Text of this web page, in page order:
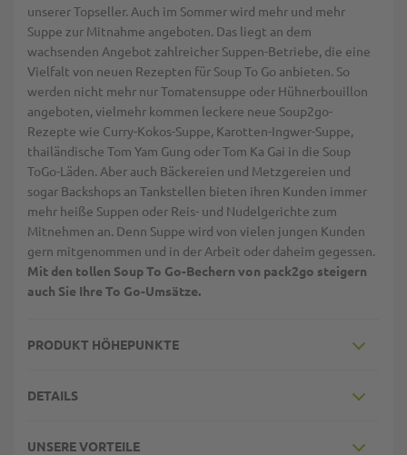
unserer Topseller. Auch im Sommer wird mehr und mehr
Suppe zur Mitnahme angeboten. Das liegt an dem
wachsenden Angebot zahlreicher Suppen-Betriebe, die eine
Vielfalt von neuen Rezepten für Soup To Go anbieten. So
werden nicht mehr nur Tomatensuppe oder Hühnerbouillon
angeboten, vielmehr kommen leckere neue Soup2go-
Rezepte wie Curry-Kokos-Suppe, Karotten-Ingwer-Suppe,
thailändische Tom Yam Gung oder Tom Ka Gai in die Soup
ToGo-Läden. Aber auch Bäckereien und Metzgereien und
sogar Backshops an Tankstellen bieten ihren Kunden immer
mehr heiße Suppen oder Reis- und Nudelgerichte zum
Mitnehmen an. Denn Suppe wird von vielen jungen Kunden
gern mitgenommen und in der Arbeit oder daheim gegessen.
Mit den tollen Soup To Go-Bechern von pack2go steigern
auch Sie Ihre To Go-Umsätze.
PRODUKT HÖHEPUNKTE
DETAILS
UNSERE VORTEILE